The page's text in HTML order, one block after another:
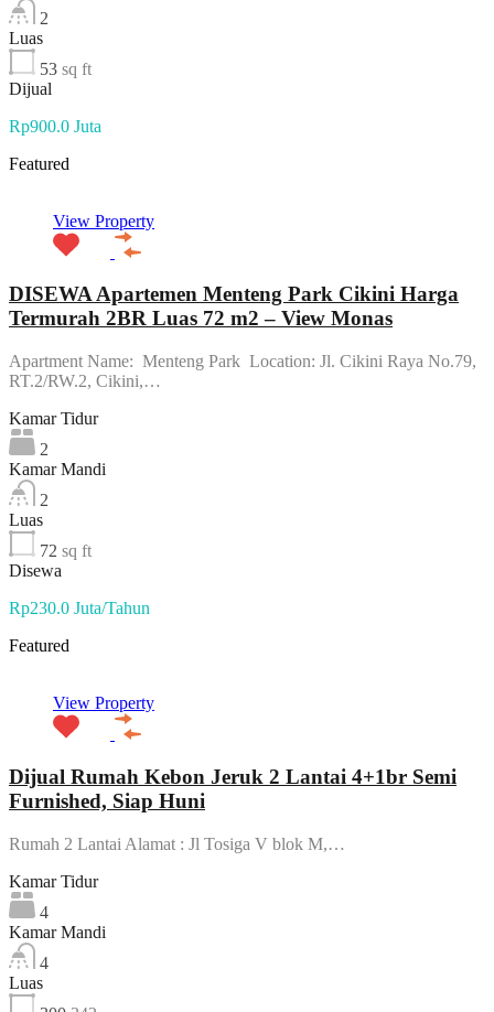
2
Luas
53 sq ft
Dijual
Rp900.0 Juta
Featured
View Property
DISEWA Apartemen Menteng Park Cikini Harga
Termurah 2BR Luas 72 m2 – View Monas
Apartment Name: Menteng Park Location: Jl. Cikini Raya No.79,
RT.2/RW.2, Cikini,…
Kamar Tidur
2
Kamar Mandi
2
Luas
72 sq ft
Disewa
Rp230.0 Juta/Tahun
Featured
View Property
Dijual Rumah Kebon Jeruk 2 Lantai 4+1br Semi
Furnished, Siap Huni
Rumah 2 Lantai Alamat : Jl Tosiga V blok M,…
Kamar Tidur
4
Kamar Mandi
4
Luas